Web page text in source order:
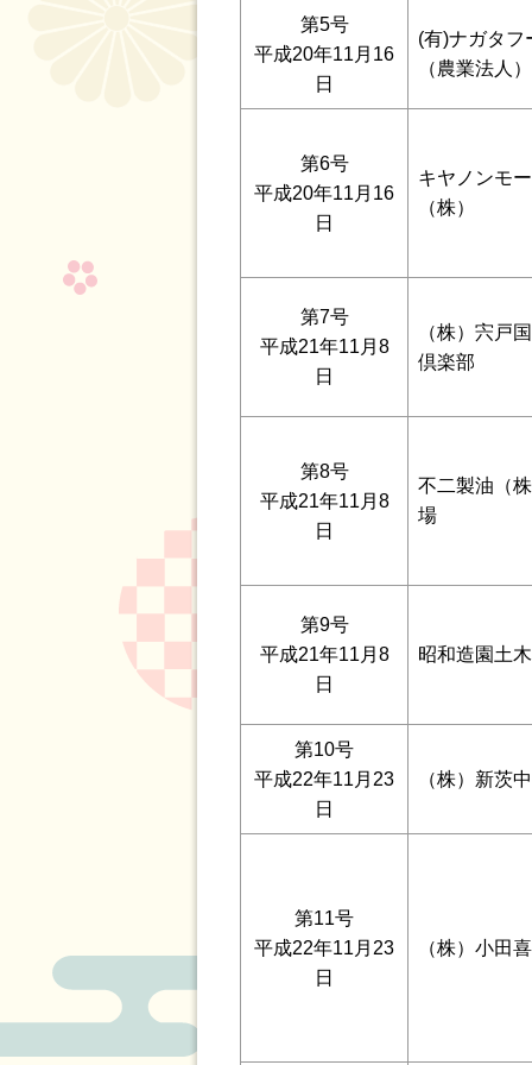
第5号
平成20年11月16
日
(有)ナガタフ
（農業法人）
第6号
平成20年11月16
日
キヤノンモ
（株）
第7号
平成21年11月8
日
（株）宍戸
倶楽部
第8号
平成21年11月8
日
不二製油（
場
第9号
平成21年11月8
日
昭和造園土
第10号
平成22年11月23
日
（株）新茨中
第11号
平成22年11月23
日
（株）小田